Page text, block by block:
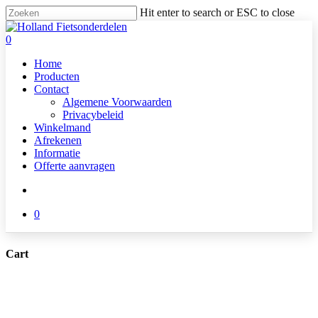
Skip
to
main
Hit enter to search or ESC to close
Close
Search
search
0
Home
Producten
Contact
Algemene Voorwaarden
Privacybeleid
Winkelmand
Afrekenen
Informatie
Offerte aanvragen
0
Cart